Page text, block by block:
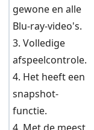
gewone en alle
Blu-ray-video's.
3. Volledige
afspeelcontrole.
4. Het heeft een
snapshot-
functie.